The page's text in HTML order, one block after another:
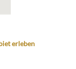
erleben